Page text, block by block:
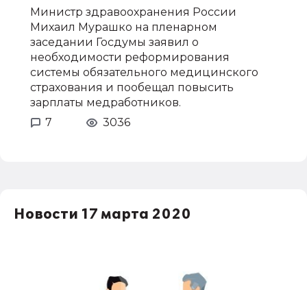
Министр здравоохранения России
Михаил Мурашко на пленарном
заседании Госдумы заявил о
необходимости реформирования
системы обязательного медицинского
страхования и пообещал повысить
зарплаты медработников.
7
3036
Новости 17 марта 2020